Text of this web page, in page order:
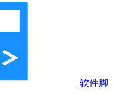
软件脚